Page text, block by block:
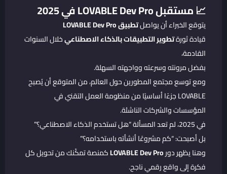
📈 مستقبل LOVABLE Dev Pro في 2025
يتوقع الخبراء أن يواصلتطبيق LOVABLE Dev Pro
قيادة ثورةتطوير التطبيقات بالذكاء الاصطناعيخلال السنوات
القادمة،
بفضل مرونته وسرعته وواجهته السهلة.
ومع توسع مجتمع المطورين حول العالم، من المتوقع أن يُصبح
LOVABLE جزءًا أساسيًا من منظومة العمل التقني في
المؤسسات والشركات الناشئة.
في 2025، لم تعد المسألة “هل تستخدم الذكاء الاصطناعي؟”
بل أصبحت: “كم مشروعًا أنشأته باستخدامه؟”
وهنا يظهر دورLOVABLE Dev Proكمنصة تمكّنك من تحويل كل
فكرة إلى واقع رقمي ناجح.